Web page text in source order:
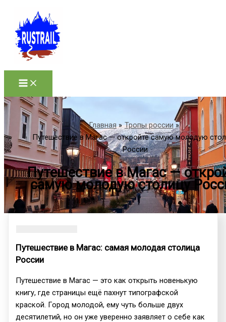
содержимому
Главная
Тропы россии
Путешествие в Магас — откройте самую молодую
России
Путешествие в Магас —
самую молодую столицу
Путешествие в Магас: самая молодая столица
России
Путешествие в Магас — это как открыть новенькую
книгу, где страницы ещё пахнут типографской
краской. Город молодой, ему чуть больше двух
десятилетий, но он уже уверенно заявляет о себе как